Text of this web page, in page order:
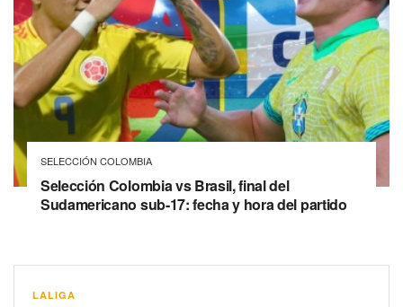
SELECCIÓN COLOMBIA
Selección Colombia vs Brasil, final del
Sudamericano sub-17: fecha y hora del partido
LALIGA